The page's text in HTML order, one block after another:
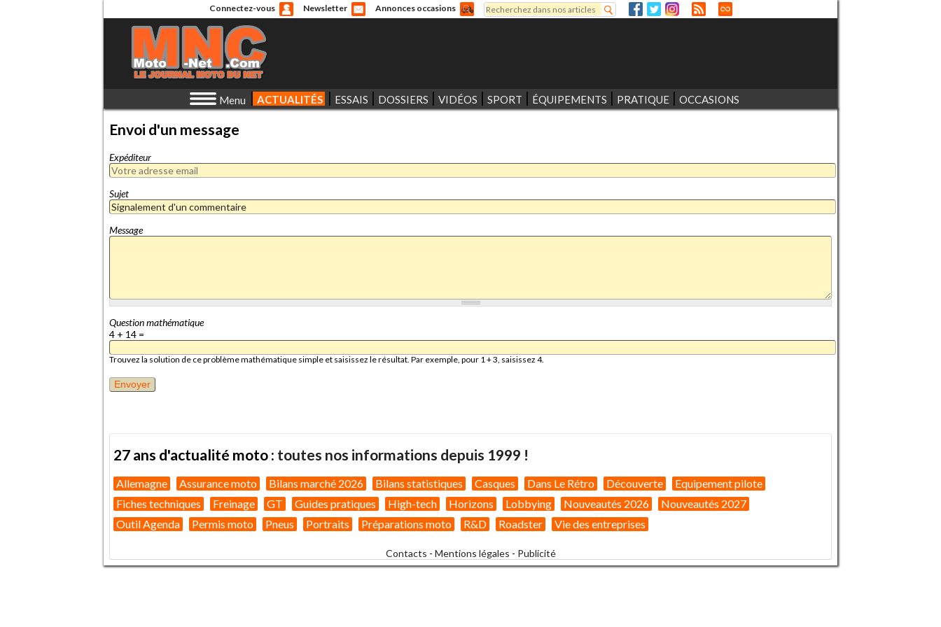
Connectez-vous Newsletter Annonces occasions
Formulaire de recherche
Rechercher
Menu ACTUALITÉS ESSAIS DOSSIERS VIDÉOS SPORT ÉQUIPEMENTS PRATIQUE OCCASIONS
Envoi d'un message
Expéditeur
Sujet
Message
Question mathématique
4 + 14 =
Trouvez la solution de ce problème mathématique simple et saisissez le résultat. Par exemple, pour 1 + 3, saisissez 4.
27 ans d'actualité moto : toutes nos informations depuis 1999 !
Allemagne Assurance moto Bilans marché 2026 Bilans statistiques Casques Dans Le Rétro Découverte
Equipement pilote
Fiches techniques
Freinage GT Guides pratiques High-tech Horizons Lobbying Nouveautés 2026
Nouveautés 2027
Outil Agenda
Permis moto Pneus Portraits Préparations moto R&D Roadster Vie des entreprises
Contacts - Mentions légales - Publicité